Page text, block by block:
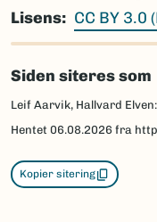
Lisens
CC BY 3.0
Siden siteres som
Leif Aarvik, Hallvard Elven:
Hentet 06.08.2026 fra
Kopier sitering